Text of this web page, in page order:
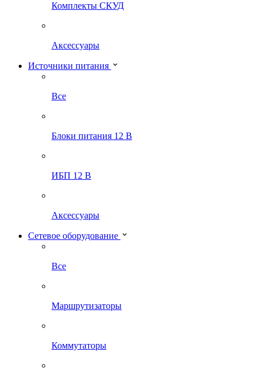
Комплекты СКУД
Аксессуары
Источники питания
Все
Блоки питания 12 В
ИБП 12 В
Аксессуары
Сетевое оборудование
Все
Маршрутизаторы
Коммутаторы